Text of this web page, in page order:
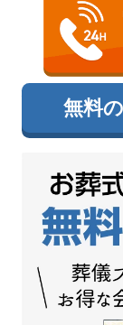
相談
無料